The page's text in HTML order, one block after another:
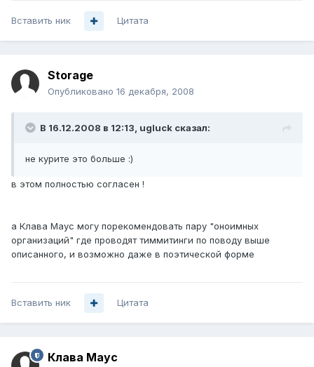
Вставить ник Цитата
Storage
Опубликовано 16 декабря, 2008
В 16.12.2008 в 12:13, ugluck сказал:
не курите это больше :)
в этом полностью согласен !
а Клава Маус могу порекомендовать пару "оноимных
организаций" где проводят тиммитинги по поводу выше
описанного, и возможно даже в поэтической форме
Вставить ник Цитата
Клава Маус